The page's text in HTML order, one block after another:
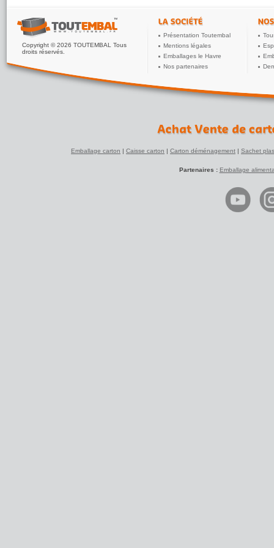
Copyright © 2026 TOUTEMBAL Tous
droits réservés.
Présentation Toutembal
Mentions légales
Emballages le Havre
Nos partenaires
Emballage carton | Caisse carton | Carton déménagement | Sachet
Partenaires : Emballage